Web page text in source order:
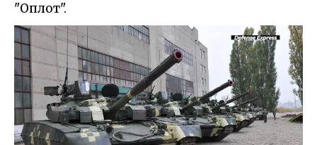
"Оплот".